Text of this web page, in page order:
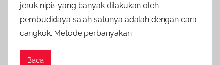
jeruk nipis yang banyak dilakukan oleh
pembudidaya salah satunya adalah dengan cara
cangkok. Metode perbanyakan
Baca